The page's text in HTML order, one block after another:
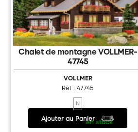
Chalet de montagne VOLLMER-
47745
VOLLMER
Ref : 47745
N
28.90 € /en stock
Ajouter au Panier